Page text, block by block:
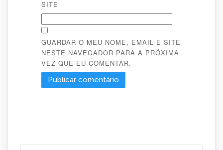
SITE
GUARDAR O MEU NOME, EMAIL E SITE
NESTE NAVEGADOR PARA A PRÓXIMA
VEZ QUE EU COMENTAR.